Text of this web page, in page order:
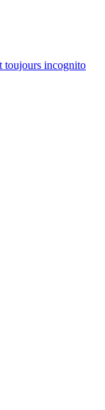
toujours incognito